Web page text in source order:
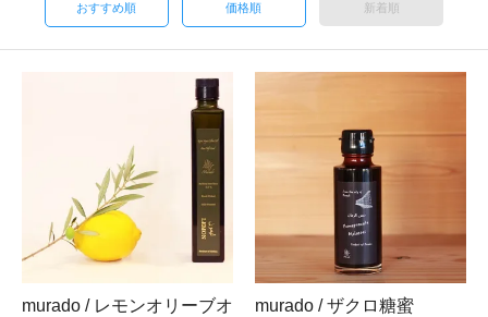
おすすめ順 価格順 新着順
murado / レモンオリーブオ
murado / ザクロ糖蜜